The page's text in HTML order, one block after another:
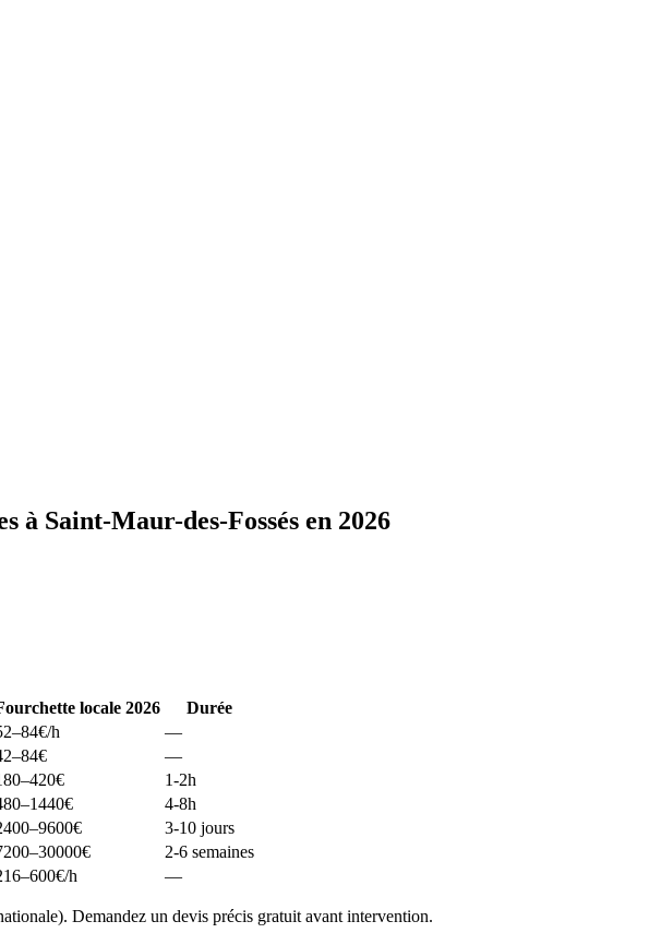
à Saint-Maur-des-Fossés en 2026
locale 2026
Durée
€/h
—
€
—
€
1-2h
€
4-8h
€
3-10 jours
€
2-6 semaines
€/h —
Demandez un devis précis gratuit avant intervention.